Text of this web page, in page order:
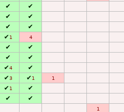
✔
✔
✔
✔
✔
✔
✔1 4
✔
✔
✔
✔
✔4
✔
✔3 ✔1 1
✔1
✔
✔
✔
1